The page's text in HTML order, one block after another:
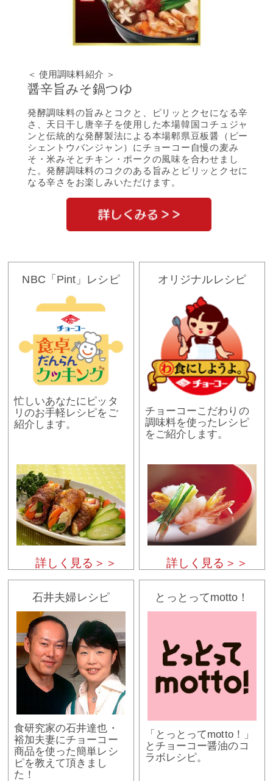
＜ 使用調味料紹介 ＞
醤辛旨みそ鍋つゆ
発酵調味料の旨みとコクと、ピリッとクセになる辛
さ、天日干し唐辛子を使用した本場韓国コチュジャ
ンと伝統的な発酵製法による本場郫県豆板醤（ピー
シェントウバンジャン）にチョーコー自慢の麦み
そ・米みそとチキン・ポークの風味を合わせまし
た。発酵調味料のコクのある旨みとピリッとクセに
なる辛さをお楽しみいただけます。
NBC「Pint」レシピ
忙しいあなたにピッタ
リのお手軽レシピをご
紹介します。
詳しく見る＞＞
オリジナルレシピ
チョーコーこだわりの
調味料を使ったレシピ
をご紹介します。
詳しく見る＞＞
石井夫婦レシピ
食研究家の石井達也・
裕加夫妻にチョーコー
商品を使った簡単レシ
ピを教えて頂きまし
た！
とっとってmotto！
「とっとってmotto！」
とチョーコー醤油のコ
ラボレシピ。